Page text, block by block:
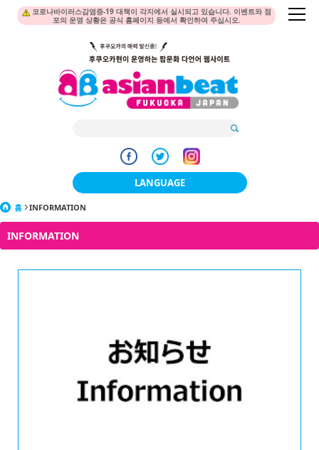
코로나바이러스감염증-19 대책이 각지에서 실시되고 있습니다. 이벤트와 점
포의 운영 상황은 공식 홈페이지 등에서 확인하여 주십시오.
LANGUAGE
簡体中文
ภาษาไทย
tiéng Viêt
홈 INFORMATION
INFORMATION